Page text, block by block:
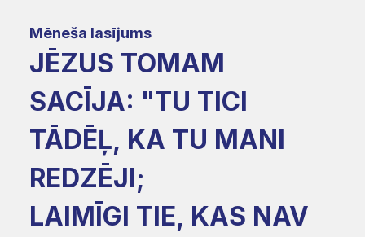
Mēneša lasījums
JĒZUS TOMAM
SACĪJA: "TU TICI
TĀDĒĻ, KA TU MANI
REDZĒJI;
LAIMĪGI TIE, KAS NAV